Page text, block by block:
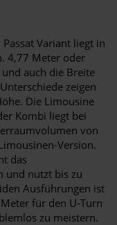
Variant liegt in
4,77 Meter oder
auch die Breite
zeigen
Die Limousine
Kombi liegt bei
von
Version.
das
und nutzt bis zu
Ausführungen ist
für den U-Turn
zu meistern.